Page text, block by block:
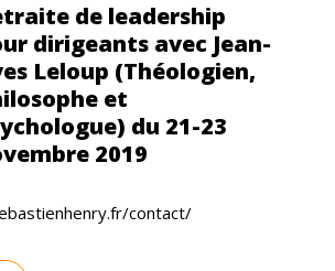
de leadership
dirigeants avec Jean-
Leloup (Théologien,
et
du 21-23
2019
contact/